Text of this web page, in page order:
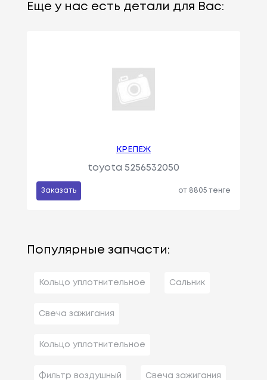
Еще у нас есть детали для Вас:
КРЕПЕЖ
toyota 5256532050
Заказать от 8805 тенге
Популярные запчасти:
Кольцо уплотнительное Сальник
Свеча зажигания
Кольцо уплотнительное
Фильтр воздушный Свеча зажигания